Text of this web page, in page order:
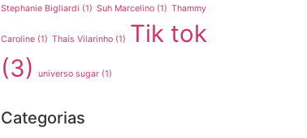
Stephanie Bigliardi (1) Suh Marcelino (1) Thammy
Caroline (1) Thaís Vilarinho (1) Tik tok
(3)
universo sugar (1)
Categorias